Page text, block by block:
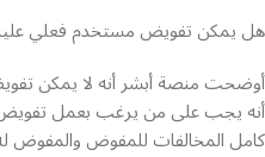
هل يمكن تفويض مستخدم فعلي
أوضحت منصة أبشر أنه لا يمكن
أنه يجب على من يرغب بعمل تفويض
كامل المخالفات للمفوض